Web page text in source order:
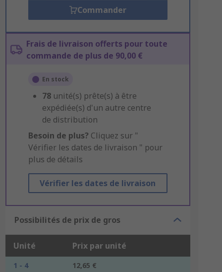
Commander
Frais de livraison offerts pour toute
commande de plus de 90,00 €
En stock
78 unité(s) prête(s) à être
expédiée(s) d'un autre centre
de distribution
Besoin de plus? Cliquez sur "
Vérifier les dates de livraison " pour
plus de détails
Vérifier les dates de livraison
Possibilités de prix de gros
Unité Prix par unité
1 - 4
12,65 €